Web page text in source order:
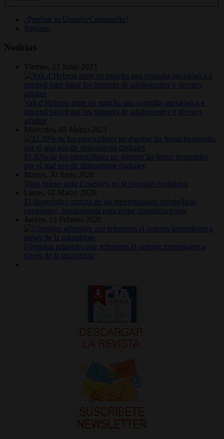
¿Perdiste tu Usuario/Contraseña?
Registro
Noticias
Viernes, 23 Junio 2023
Vall d’Hebron pone en marcha una consulta oncológica e
integral para tratar los tumores de adolescentes y jóvenes
adultos
Miércoles, 03 Marzo 2021
El 30% de los preescolares no duerme las horas requeridas
por el mal uso de dispositivos digitales
Martes, 30 Junio 2020
Visto bueno para Cosentyx en la psoriasis pediátrica
Lunes, 02 Marzo 2020
El diagnóstico precoz de las enfermedades metabólicas
congénitas, fundamental para evitar complicaciones
Jueves, 13 Febrero 2020
Fórmulas infantiles que refuerzan el sistema inmunitario a
través de la microbiota